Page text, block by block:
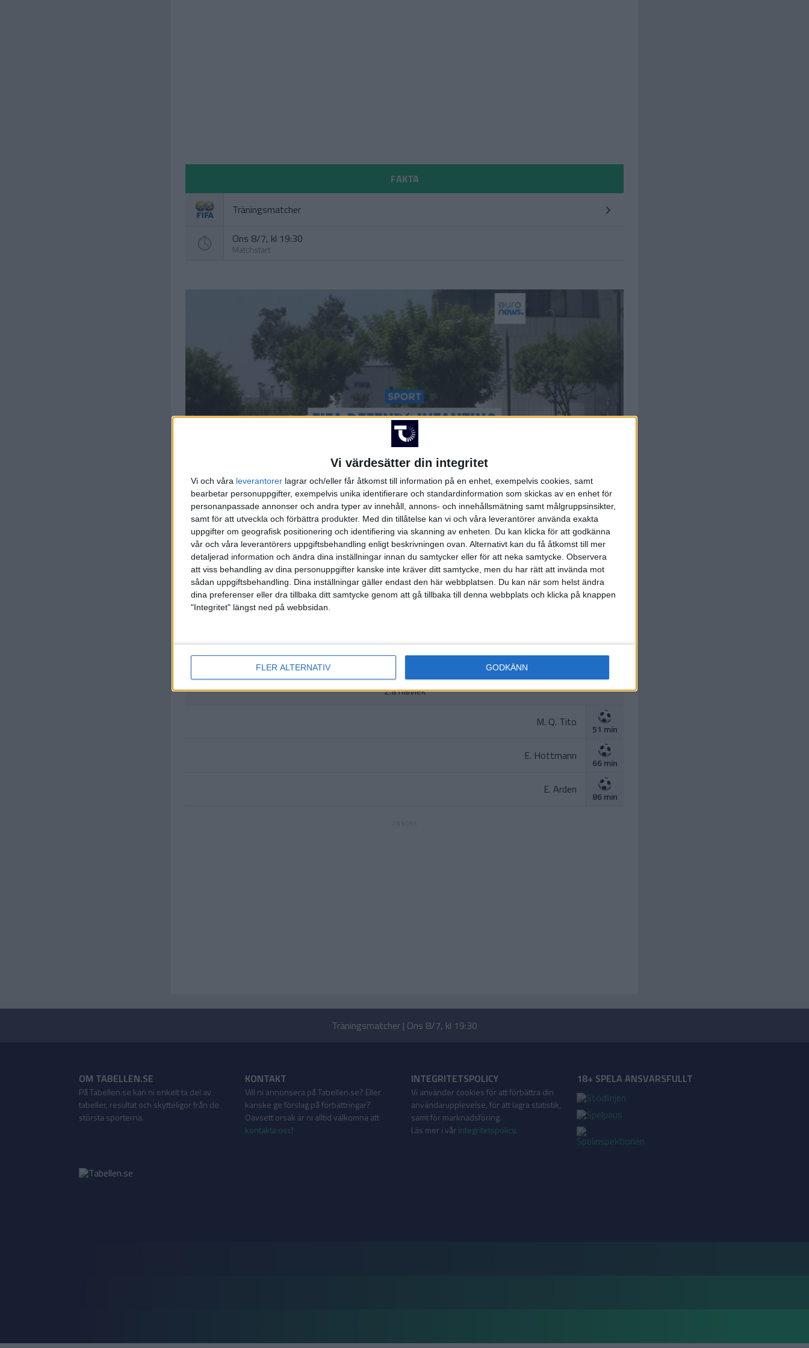
Vi värdesätter din integritet
Vi och våra leverantorer lagrar och/eller får åtkomst till information på en enhet, exempelvis cookies, samt
bearbetar personuppgifter, exempelvis unika identifierare och standardinformation som skickas av en enhet för
personanpassade annonser och andra typer av innehåll, annons- och innehållsmätning samt målgruppsinsikter,
samt för att utveckla och förbättra produkter. Med din tillåtelse kan vi och våra leverantörer använda exakta
uppgifter om geografisk positionering och identifiering via skanning av enheten. Du kan klicka för att godkänna
vår och våra leverantörers uppgiftsbehandling enligt beskrivningen ovan. Alternativt kan du få åtkomst till mer
detaljerad information och ändra dina inställningar innan du samtycker eller för att neka samtycke. Observera
att viss behandling av dina personuppgifter kanske inte kräver ditt samtycke, men du har rätt att invända mot
sådan uppgiftsbehandling. Dina inställningar gäller endast den här webbplatsen. Du kan när som helst ändra
dina preferenser eller dra tillbaka ditt samtycke genom att gå tillbaka till denna webbplats och klicka på knappen
"Integritet" längst ned på webbsidan.
FLER ALTERNATIV GODKÄNN
FAKTA
Träningsmatcher
Ons 8/7, kl 19:30
Matchstart
HÄNDELSER
1:a halvlek
F. Schleusener
2:a halvlek
M. Q. Tito
51 min
E. Hottmann
66 min
E. Arden
86 min
Träningsmatcher | Ons 8/7, kl 19:30
OM TABELLEN.SE
På Tabellen.se kan ni enkelt ta del av
tabeller, resultat och skytteligor från de
största sporterna.
KONTAKT
Vill ni annonsera på Tabellen.se? Eller
kanske ge förslag på förbättringar?
Oavsett orsak är ni alltid välkomna att
kontakta oss!
INTEGRITETSPOLICY
Vi använder cookies för att förbättra din
användarupplevelse, för att lagra statistik,
samt för marknadsföring.
Läs mer i vår integritetspolicy.
18+ SPELA ANSVARSFULLT